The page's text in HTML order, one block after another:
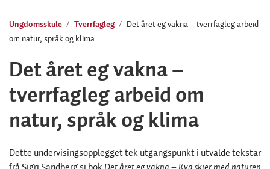
Ungdomsskule Tverrfagleg
Det året eg vakna – tverrfagleg arbeid
om natur, språk og klima
Det året eg vakna –
tverrfagleg arbeid om
natur, språk og klima
Dette undervisingsopplegget tek utgangspunkt i utvalde tekstar